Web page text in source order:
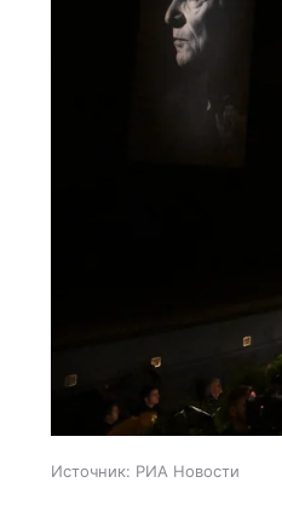
Источник: РИА Новости